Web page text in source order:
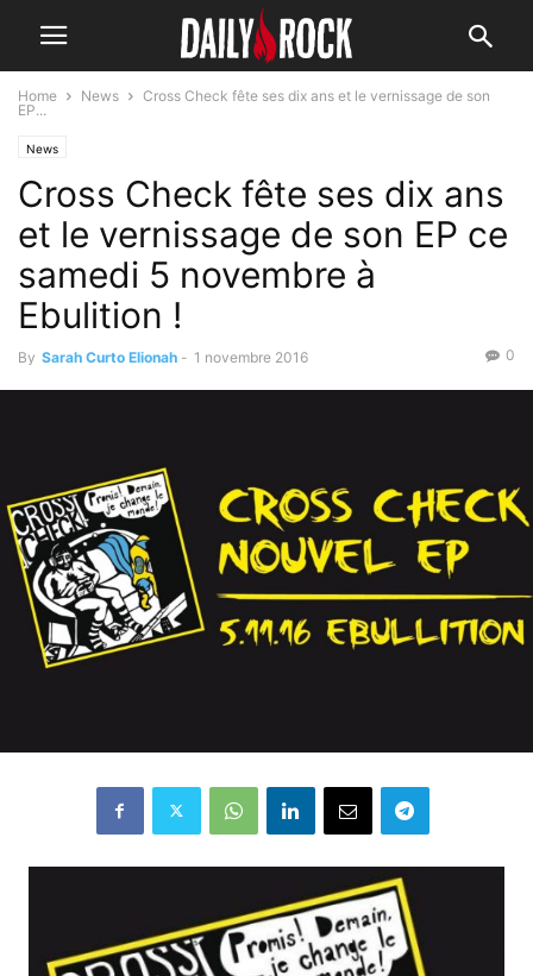
Home News
Cross Check fête ses dix ans et le vernissage de son
EP...
News
Cross Check fête ses dix ans
et le vernissage de son EP ce
samedi 5 novembre à
Ebulition !
By Sarah Curto Elionah - 1 novembre 2016 0